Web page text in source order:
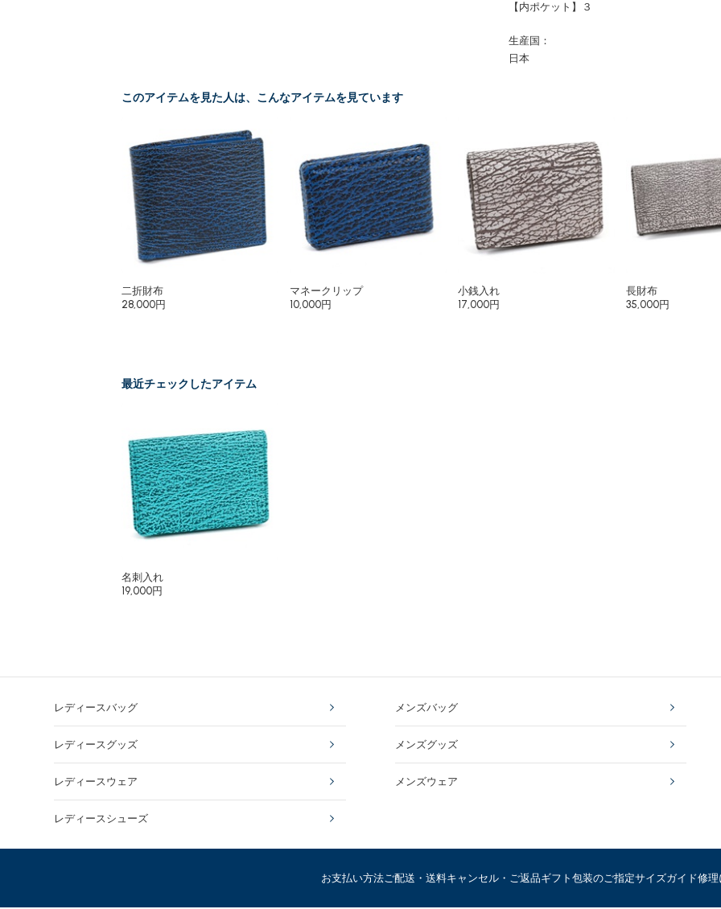
【内ポケット】３
生産国：
日本
このアイテムを見た人は、こんなアイテムを見ています
二折財布
28,000円
マネークリップ
10,000円
小銭入れ
17,000円
長財布
35,000円
最近チェックしたアイテム
名刺入れ
19,000円
レディースバッグ
レディースグッズ
レディースウェア
レディースシューズ
メンズバッグ
メンズグッズ
メンズウェア
お支払い方法ご配送・送料キャンセル・ご返品ギフト包装のご指定サイズガイド修理